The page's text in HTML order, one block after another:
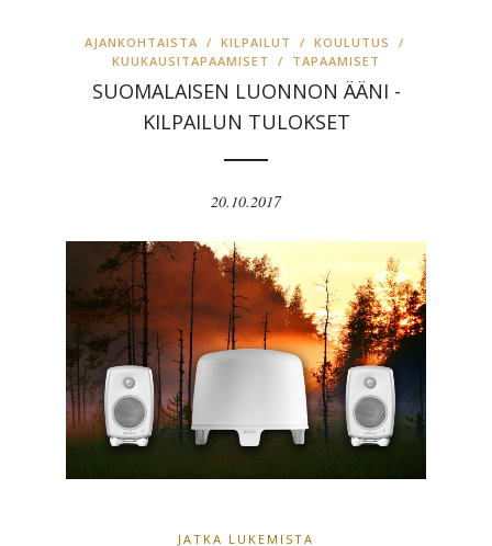
AJANKOHTAISTA / KILPAILUT / KOULUTUS /
KUUKAUSITAPAAMISET
/ TAPAAMISET
SUOMALAISEN LUONNON ÄÄNI -
KILPAILUN TULOKSET
20.10.2017
JATKA LUKEMISTA